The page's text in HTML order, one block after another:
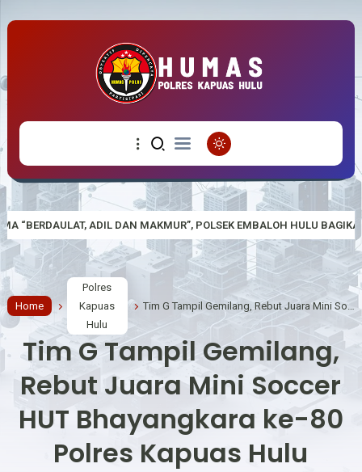
POLSEK EMBALOH HULU BAGIKAN DAN LAKUKAN PEMASANGAN
Home
Polres
Kapuas
Hulu
Tim G Tampil Gemilang, Rebut Juara Mini Soccer HUT Bhayangkara ke-80 Polres Kapuas Hulu
Tim G Tampil Gemilang,
Rebut Juara Mini Soccer
HUT Bhayangkara ke-80
Polres Kapuas Hulu